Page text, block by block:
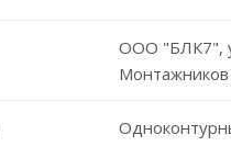
ООО "БЛК7",